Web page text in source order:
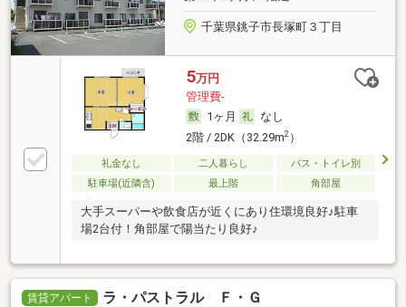
千葉県銚子市長塚町３丁目
5万円
管理費-
1ヶ月
なし
2階 / 2DK（32.29m2）
礼金なし 二人暮らし
バス・トイレ別
駐車場(近隣含)
最上階 角部屋
大手スーパーや飲食店が近くにあり住環境良好♪駐車
場2台付！角部屋で陽当たり良好♪
賃貸アパート ラ・パストラル Ｆ・Ｇ